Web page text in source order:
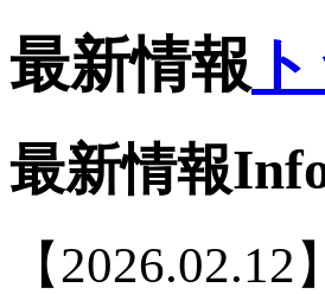
最新情報
最新情報
【2026.02.12】